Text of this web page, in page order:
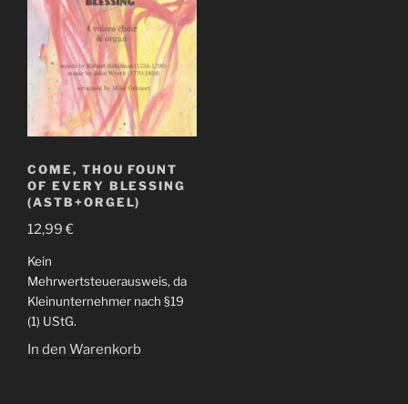
COME, THOU FOUNT
OF EVERY BLESSING
(ASTB+ORGEL)
12,99€
Kein
Mehrwertsteuerausweis, da
Kleinunternehmer nach §19
(1) UStG.
In den Warenkorb